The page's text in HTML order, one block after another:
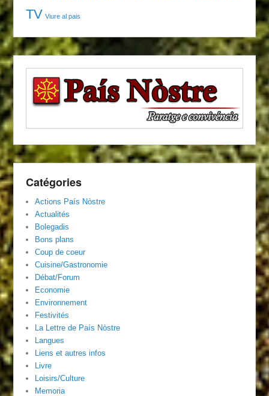
TV Viure al pais
Catégories
Actions País Nòstre
Actualités
Bolegadis
Bons plans
Coup de coeur
Cuisine/Gastronomie
Débat/Forum
Economie
Environnement
Festivités
La Lettre de País Nòstre
Langues
Liens et autres infos
Livre
Loisirs/Culture
Memoria